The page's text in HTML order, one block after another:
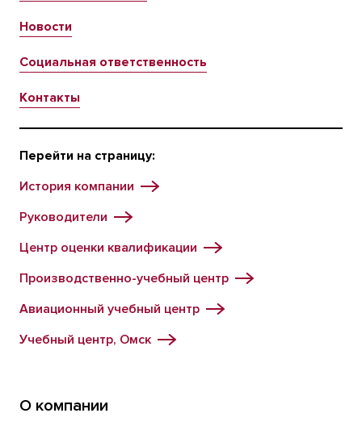
Новости
Социальная ответственность
Контакты
Перейти на страницу:
История компании
Руководители
Центр оценки квалификации
Производственно-учебный центр
Авиационный учебный центр
Учебный центр, Омск
О компании